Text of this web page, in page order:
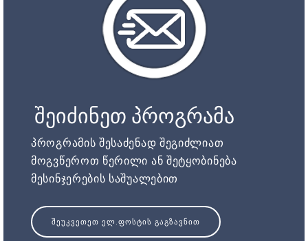
შეიძინეთ პროგრამა
პროგრამის შესაძენად შეგიძლიათ
მოგვწეროთ წერილი ან შეტყობინება
მესინჯერების საშუალებით
ᲨᲔᲣᲙᲕᲔᲗᲔᲗ ᲔᲚ.ᲤᲝᲡᲢᲘᲡ ᲒᲐᲒᲖᲐᲕᲜᲘᲗ